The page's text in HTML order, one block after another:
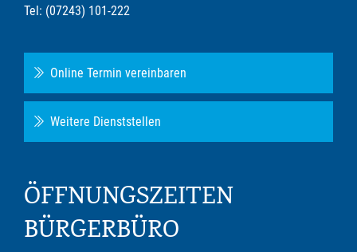
Tel: (07243) 101-222
Online Termin vereinbaren
Weitere Dienststellen
ÖFFNUNGSZEITEN
BÜRGERBÜRO